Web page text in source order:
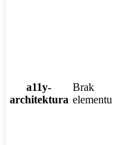
a11y-
architektura
Brak
elementu